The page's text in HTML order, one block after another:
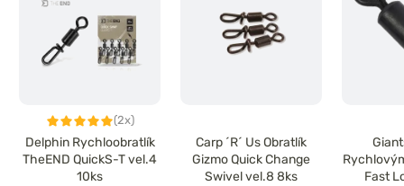
(2x)
Delphin Rychloobratlík
TheEND QuickS-T vel.4
10ks
Carp ´R´ Us Obratlík
Gizmo Quick Change
Swivel vel.8 8ks
Fast